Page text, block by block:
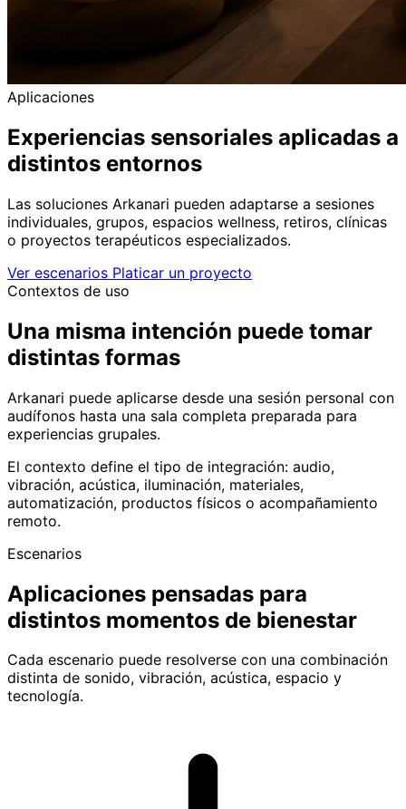
Aplicaciones
Experiencias sensoriales aplicadas a
distintos entornos
Las soluciones Arkanari pueden adaptarse a sesiones
individuales, grupos, espacios wellness, retiros, clínicas
o proyectos terapéuticos especializados.
Ver escenarios Platicar un proyecto
Contextos de uso
Una misma intención puede tomar
distintas formas
Arkanari puede aplicarse desde una sesión personal con
audífonos hasta una sala completa preparada para
experiencias grupales.
El contexto define el tipo de integración: audio,
vibración, acústica, iluminación, materiales,
automatización, productos físicos o acompañamiento
remoto.
Escenarios
Aplicaciones pensadas para
distintos momentos de bienestar
Cada escenario puede resolverse con una combinación
distinta de sonido, vibración, acústica, espacio y
tecnología.